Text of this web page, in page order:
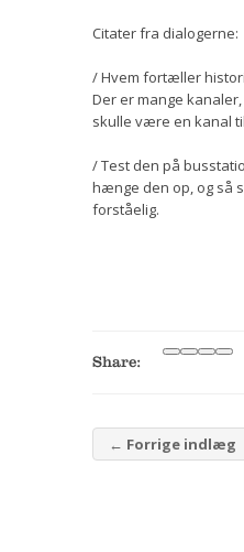
Citater fra dialogerne:
/ Hvem fortæller
Der er mange
skulle være en kanal
/ Test den på
hænge den op, og så
forståelig.
Share:
← Forrige indlæg